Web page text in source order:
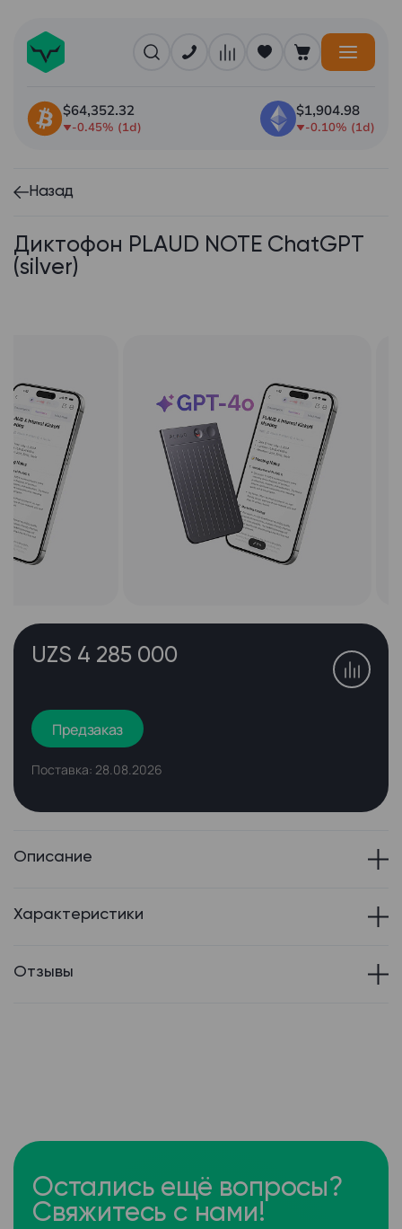
$64,352.32
-0.45% (1d)
$1,904.98
-0.10% (1d)
Назад
Диктофон PLAUD NOTE ChatGPT
(silver)
Описание
Характеристики
Отзывы
UZS 4 285 000
Предзаказ
Поставка: 28.08.2026
Остались ещё вопросы?
Свяжитесь с нами!